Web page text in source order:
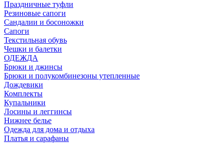
Праздничные туфли
Резиновые сапоги
Сандалии и босоножки
Сапоги
Текстильная обувь
Чешки и балетки
ОДЕЖДА
Брюки и джинсы
Брюки и полукомбинезоны утепленные
Дождевики
Комплекты
Купальники
Лосины и леггинсы
Нижнее белье
Одежда для дома и отдыха
Платья и сарафаны